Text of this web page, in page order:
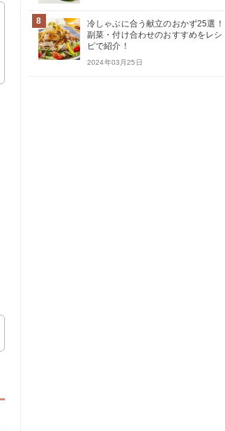
8
冷しゃぶに合う献立のおかず25選！
副菜・付け合わせのおすすめをレシ
ピで紹介！
2024年03月25日